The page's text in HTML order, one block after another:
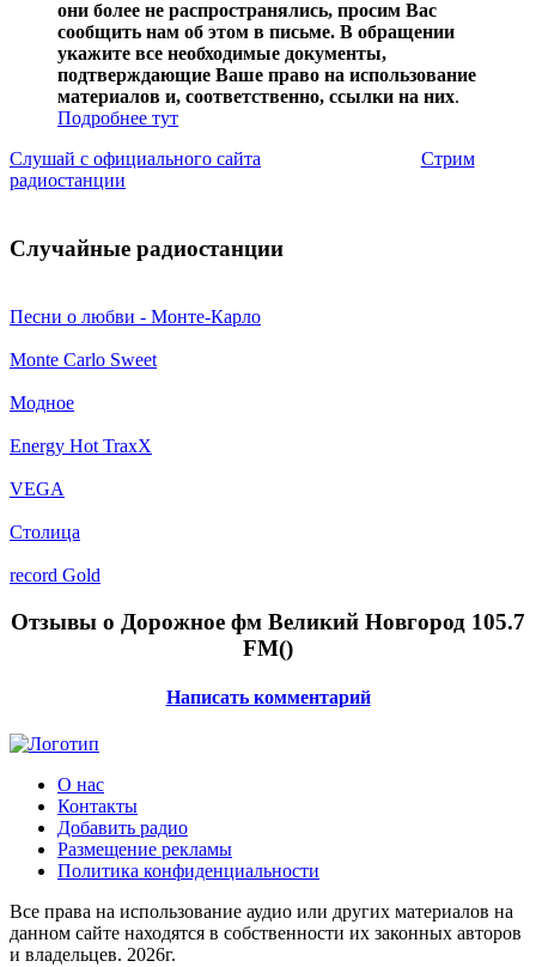
они более не распространялись, просим Вас
сообщить нам об этом в письме. В обращении
укажите все необходимые документы,
подтверждающие Ваше право на использование
материалов и, соответственно, ссылки на них.
Подробнее тут
Слушай с официального сайта
Стрим
радиостанции
Случайные радиостанции
Песни о любви - Монте-Карло
Monte Carlo Sweet
Модное
Energy Hot TraxX
VEGA
Столица
record Gold
Отзывы о Дорожное фм Великий Новгород 105.7
FM()
Написать комментарий
О нас
Контакты
Добавить радио
Размещение рекламы
Политика конфиденциальности
Все права на использование аудио или других материалов на
данном сайте находятся в собственности их законных авторов
и владельцев. 2026г.